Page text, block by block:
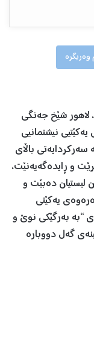
وەربگرە
ئێوارەی ئەمڕۆ سێشەم ٢٦ی ئەیلوولی ٢٠٢٣، لاهور شێخ جەنگی
نیشتمانیی
باڵای
و ڕایدەگەیەنێت،
لیستیان دەبێت و
یەکێتی
“بە بەرگێکی نوێ و
گەل دووبارە